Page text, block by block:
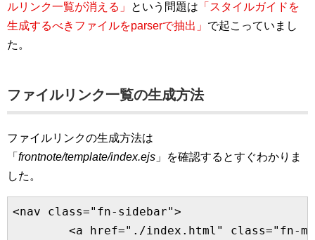
ルリンク一覧が消える」
という問題は 「スタイルガイドを
生成するべきファイルをparserで抽出」 で起こっていまし
た。
ファイルリンク一覧の生成方法
ファイルリンクの生成方法は
「 frontnote/template/index.ejs 」を確認するとすぐわかりま
した。
<nav class="fn-sidebar">
<a href="./index.html" class="fn-